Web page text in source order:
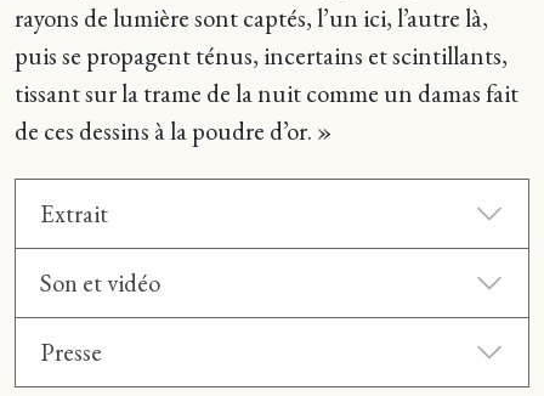
rayons de lumière sont captés, l’un ici, l’autre là,
puis se propagent ténus, incertains et scintillants,
tissant sur la trame de la nuit comme un damas fait
de ces dessins à la poudre d’or. »
Extrait
Son et vidéo
Presse